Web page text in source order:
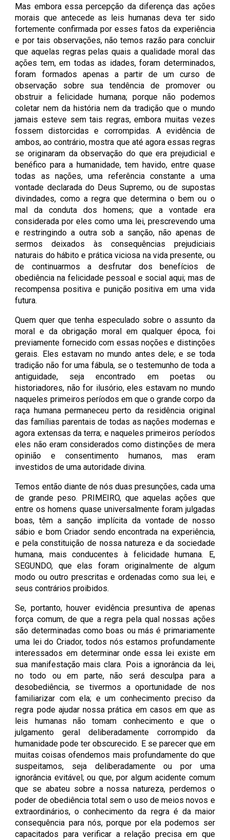
Mas embora essa percepção da diferença das ações
morais que antecede as leis humanas deva ter sido
fortemente confirmada por esses fatos da experiência
e por tais observações, não temos razão para concluir
que aquelas regras pelas quais a qualidade moral das
ações tem, em todas as idades, foram determinados,
foram formados apenas a partir de um curso de
observação sobre sua tendência de promover ou
obstruir a felicidade humana; porque não podemos
coletar nem da história nem da tradição que o mundo
jamais esteve sem tais regras, embora muitas vezes
fossem distorcidas e corrompidas. A evidência de
ambos, ao contrário, mostra que até agora essas regras
se originaram da observação do que era prejudicial e
benéfico para a humanidade, tem havido, entre quase
todas as nações, uma referência constante a uma
vontade declarada do Deus Supremo, ou de supostas
divindades, como a regra que determina o bem ou o
mal da conduta dos homens; que a vontade era
considerada por eles como uma lei, prescrevendo uma
e restringindo a outra sob a sanção, não apenas de
sermos deixados às consequências prejudiciais
naturais do hábito e prática viciosa na vida presente, ou
de continuarmos a desfrutar dos benefícios de
obediência na felicidade pessoal e social aqui; mas de
recompensa positiva e punição positiva em uma vida
futura.
Quem quer que tenha especulado sobre o assunto da
moral e da obrigação moral em qualquer época, foi
previamente fornecido com essas noções e distinções
gerais. Eles estavam no mundo antes dele; e se toda
tradição não for uma fábula, se o testemunho de toda a
antiguidade, seja encontrado em poetas ou
historiadores, não for ilusório, eles estavam no mundo
naqueles primeiros períodos em que o grande corpo da
raça humana permaneceu perto da residência original
das famílias parentais de todas as nações modernas e
agora extensas da terra; e naqueles primeiros períodos
eles não eram considerados como distinções de mera
opinião e consentimento humanos, mas eram
investidos de uma autoridade divina.
Temos então diante de nós duas presunções, cada uma
de grande peso. PRIMEIRO, que aquelas ações que
entre os homens quase universalmente foram julgadas
boas, têm a sanção implícita da vontade de nosso
sábio e bom Criador sendo encontrada na experiência,
e pela constituição de nossa natureza e da sociedade
humana, mais conducentes à felicidade humana. E,
SEGUNDO, que elas foram originalmente de algum
modo ou outro prescritas e ordenadas como sua lei, e
seus contrários proibidos.
Se, portanto, houver evidência presuntiva de apenas
força comum, de que a regra pela qual nossas ações
são determinadas como boas ou más é primariamente
uma lei do Criador, todos nós estamos profundamente
interessados ​​em determinar onde essa lei existe em
sua manifestação mais clara. Pois a ignorância da lei,
no todo ou em parte, não será desculpa para a
desobediência, se tivermos a oportunidade de nos
familiarizar com ela; e um conhecimento preciso da
regra pode ajudar nossa prática em casos em que as
leis humanas não tomam conhecimento e que o
julgamento geral deliberadamente corrompido da
humanidade pode ter obscurecido. E se parecer que em
muitas coisas ofendemos mais profundamente do que
suspeitamos, seja deliberadamente ou por uma
ignorância evitável; ou que, por algum acidente comum
que se abateu sobre a nossa natureza, perdemos o
poder de obediência total sem o uso de meios novos e
extraordinários, o conhecimento da regra é da maior
consequência para nós, porque por ela podemos ser
capacitados para verificar a relação precisa em que